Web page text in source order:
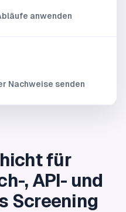
anwenden
Nachweise senden
für
, API- und
Screening